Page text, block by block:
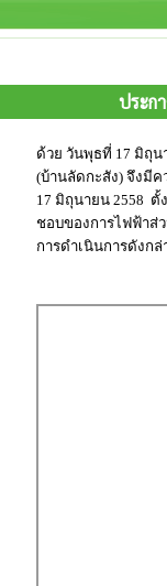
ประก
ด้วย วันพุธที่ 17 มิถุน
(บ้านลัดกะสัง) จึงมีค
17 มิถุนายน 2558 ตั้
ชอบของการไฟฟ้าส่
การดำเนินการดังก